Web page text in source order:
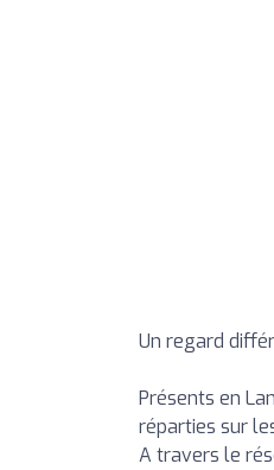
Un regard
Présents en
réparties sur
A travers le